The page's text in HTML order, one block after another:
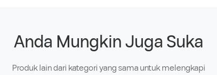
Anda Mungkin Juga Suka
Produk lain dari kategori yang sama untuk melengkapi